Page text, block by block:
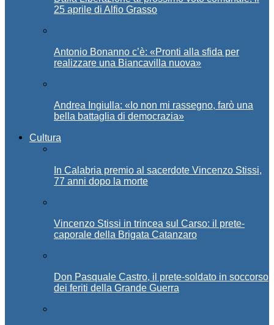
25 aprile di Alfio Grasso
Antonio Bonanno c’è: «Pronti alla sfida per
realizzare una Biancavilla nuova»
Andrea Ingiulla: «Io non mi rassegno, farò una
bella battaglia di democrazia»
Cultura
In Calabria premio al sacerdote Vincenzo Stissi,
77 anni dopo la morte
Vincenzo Stissi in trincea sul Carso: il prete-
caporale della Brigata Catanzaro
Don Pasquale Castro, il prete-soldato in soccorso
dei feriti della Grande Guerra